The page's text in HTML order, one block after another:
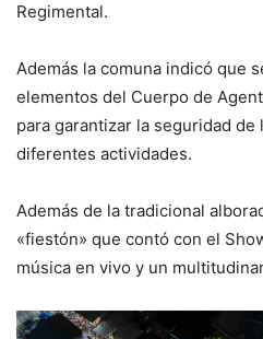
Regimental.
Además la comuna indicó que
elementos del Cuerpo de
para garantizar la seguridad de
diferentes actividades.
Además de la tradicional
«fiestón» que contó con el
música en vivo y un